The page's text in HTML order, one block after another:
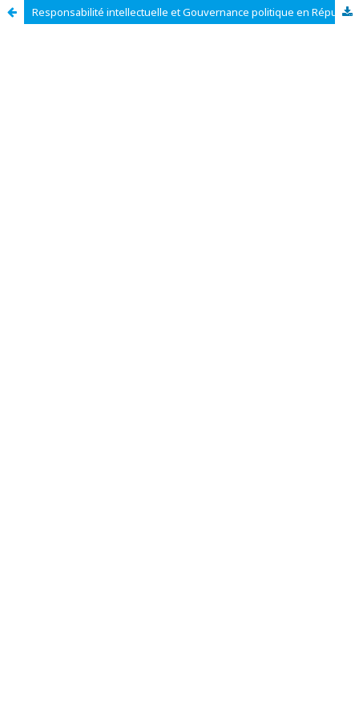
Responsabilité intellectuelle et Gouvernance politique en République démocratique du Congo: une analyse critique du rôle des intellectuels dans le débat sur la révision constitutionnelle